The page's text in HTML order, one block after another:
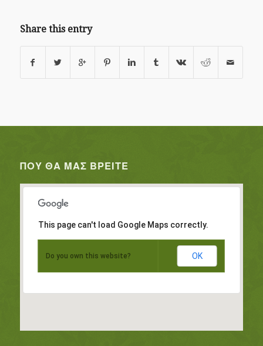
Share this entry
ΠΟΥ ΘΑ ΜΑΣ ΒΡΕΊΤΕ
This page can't load Google Maps correctly.
Do you own this website? OK